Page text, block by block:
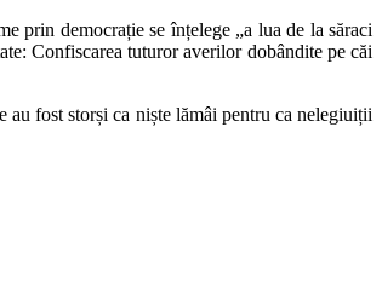
prin democrație se înțelege „a lua de la săraci
Confiscarea tuturor averilor dobândite pe căi
fost storși ca niște lămâi pentru ca nelegiuiții